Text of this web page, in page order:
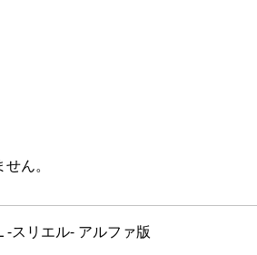
ん。
-スリエル- アルファ版